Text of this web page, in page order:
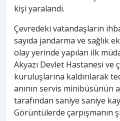
kişi yaralandı.
Çevredeki vatandaşların
sayıda jandarma ve sağlık
olay yerinde yapılan ilk
Akyazı Devlet Hastanesi ve
kuruluşlarına kaldırılarak
anının servis minibüsünün
tarafından saniye saniye
Görüntülerde çarpışmanın